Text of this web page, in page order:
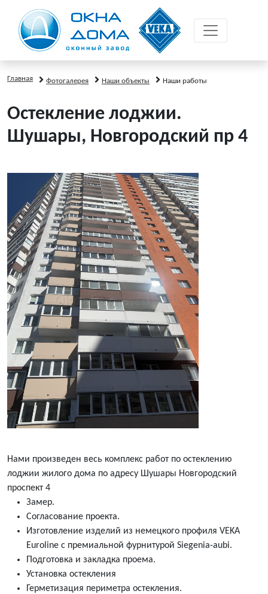
Главная Фотогалерея Наши объекты Наши работы
Остекление лоджии.
Шушары, Новгородский пр 4
Нами произведен весь комплекс работ по остеклению
лоджии жилого дома по адресу Шушары Новгородский
проспект 4
Замер.
Согласование проекта.
Изготовление изделий из немецкого профиля VEKA
Euroline с премиальной фурнитурой Siegenia-aubi.
Подготовка и закладка проема.
Установка остекления
Герметизация периметра остекления.